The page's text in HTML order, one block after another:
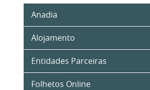
Anadia
Alojamento
Entidades Parceiras
Folhetos Online